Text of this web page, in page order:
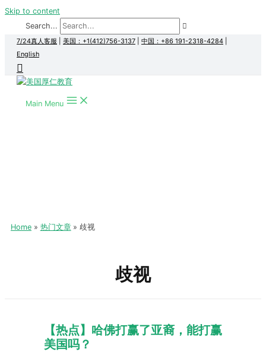
Skip to content
Search...
7/24真人客服 美国：+1(412)756-3137 中国：+86 191-2318-4284
English
Main Menu
Home 热门文章 歧视
歧视
【热点】哈佛打赢了亚裔，能打赢
美国吗？